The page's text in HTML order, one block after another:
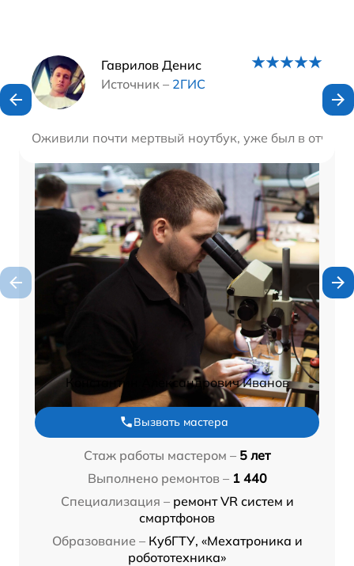
Гаврилов Денис
Источник – 2ГИС
Оживили почти мертвый ноутбук, уже был в
Наши мастера
Константин Александрович Иванов
Вызвать мастера
Стаж работы мастером – 5 лет
Выполнено ремонтов – 1 440
Специализация – ремонт VR систем и
смартфонов
Образование – КубГТУ, «Мехатроника и
робототехника»